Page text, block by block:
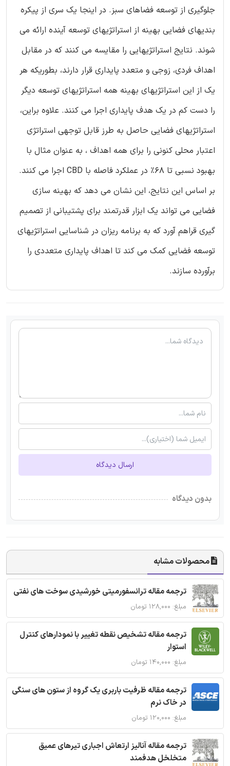
جلوگیری از توسعه فضاهای سبز. در اینجا یک سری از پیکره
بندیهای فضایی بهینه از استراتژیهای توسعه آینده ارائه می
شوند. نتایج استراتژیهایی را مقایسه می کنند که در مقابل
اهداف فردی، زوجی و متعدد پایداری قرار دارند، بطوریکه هر
یک از این استراتژیهای بهینه همه استراتژیهای توسعه دیگر
را دست کم در یک هدف پایداری اجرا می کنند. علاوه براین،
استراتژیهای فضایی حاصل به طرز قابل توجهی استراتژی
اعتبار محلی کنونی را برای همه اهداف ، به عنوان مثال با
بهبود نسبی تا 68% در عملکرد فاصله با CBD اجرا می کنند.
بر اساس این نتایج، این نشان می دهد که بهینه سازی
فضایی می تواند یک ابزار قدرتمند برای پشتیبانی از تصمیم
گیری قراهم آورد که به برنامه ریزان در شناسایی استراتژیهای
توسعه فضایی کمک می کند تا اهداف پایداری متعددی را
برآورده سازند.
ارسال دیدگاه
بدون دیدگاه
محصولات مشابه
ترجمه مقاله ترانسفورمیتی خورشیدی سوخت های نفتی
مبلغ: ۱۲۸,۰۰۰ تومان
ترجمه مقاله تشخیص نقطه تغییر با نمودارهای کنترل
استوار
مبلغ: ۱۴۰,۰۰۰ تومان
ترجمه مقاله ظرفیت باربری یک گروه از ستون های سنگی
در خاک نرم
مبلغ: ۱۲۰,۰۰۰ تومان
ترجمه مقاله آنالیز ارتعاش اجباری تیرهای عمیق
متخلخل هدفمند